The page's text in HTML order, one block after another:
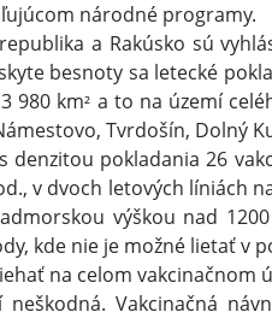
národné programy.
a Rakúsko sú
besnoty sa letecké
980 km² a to na území
Tvrdošín, Dolný
denzitou pokladania 26
v dvoch letových líniách
výškou nad
kde nie je možné lietať v
na celom vakcinačnom
Vakcinačná